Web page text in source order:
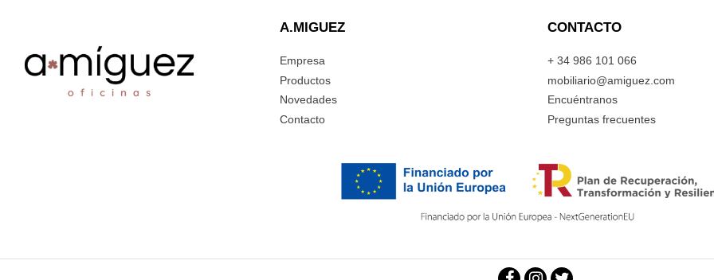
A.MIGUEZ
Empresa
Productos
Novedades
Contacto
CONTACTO
+ 34 986 101 066
mobiliario@amiguez.com
Encuéntranos
Preguntas frecuentes